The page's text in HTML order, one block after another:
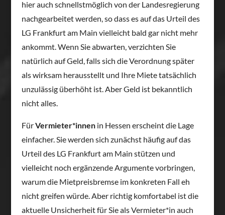
hier auch schnellstmöglich von der Landesregierung
nachgearbeitet werden, so dass es auf das Urteil des
LG Frankfurt am Main vielleicht bald gar nicht mehr
ankommt. Wenn Sie abwarten, verzichten Sie
natürlich auf Geld, falls sich die Verordnung später
als wirksam herausstellt und Ihre Miete tatsächlich
unzulässig überhöht ist. Aber Geld ist bekanntlich
nicht alles.
FürVermieter*innenin Hessen erscheint die Lage
einfacher. Sie werden sich zunächst häufig auf das
Urteil des LG Frankfurt am Main stützen und
vielleicht noch ergänzende Argumente vorbringen,
warum die Mietpreisbremse im konkreten Fall eh
nicht greifen würde. Aber richtig komfortabel ist die
aktuelle Unsicherheit für Sie als Vermieter*in auch